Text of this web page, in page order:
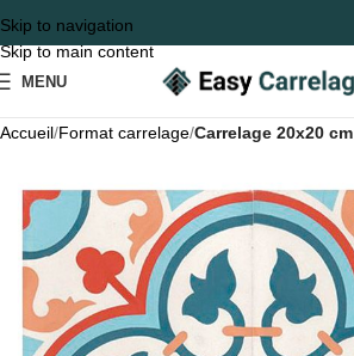
Skip to navigation
Skip to main content
MENU
Accueil Format carrelage Carrelage 20x20 cm